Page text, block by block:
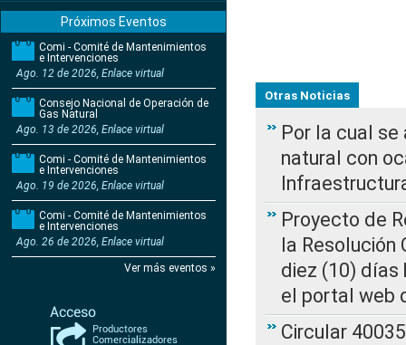
Próximos Eventos
Comi - Comité de Mantenimientos
e Intervenciones
Ago. 12 de 2026, Enlace virtual
Consejo Nacional de Operación de
Gas Natural
Ago. 13 de 2026, Enlace virtual
Comi - Comité de Mantenimientos
e Intervenciones
Ago. 19 de 2026, Enlace virtual
Comi - Comité de Mantenimientos
e Intervenciones
Ago. 26 de 2026, Enlace virtual
Ver más eventos »
Otras Noticias
Por la cual
natural con
Proyecto de
la Resolución
diez (10) días
el portal web
Circular